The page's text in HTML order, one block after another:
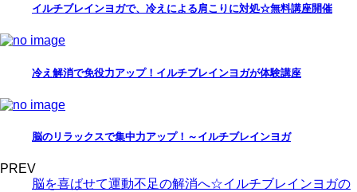
イルチブレインヨガで、冷えによる肩こりに対処☆無料講座開催
冷え解消で免役力アップ！イルチブレインヨガが体験講座
脳のリラックスで集中力アップ！～イルチブレインヨガ
PREV
脳を喜ばせて運動不足の解消へ☆イルチブレインヨガの